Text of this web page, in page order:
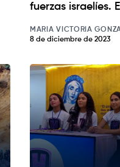
fuerzas israelíes.
MARIA VICTORIA
8 de diciembre de 2023